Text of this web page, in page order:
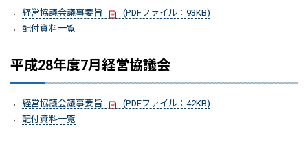
経営協議会議事要旨
(PDFファイル：93KB)
配付資料一覧
平成28年度7月経営協議会
経営協議会議事要旨
(PDFファイル：42KB)
配付資料一覧